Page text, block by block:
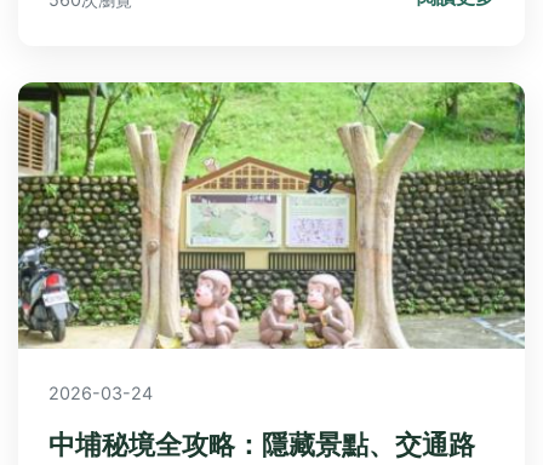
2026-03-24
中埔秘境全攻略：隱藏景點、交通路